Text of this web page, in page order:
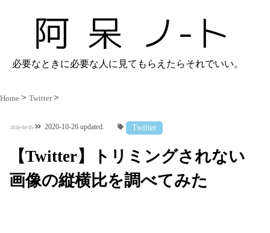
必要なときに必要な人に見てもらえたらそれでいい。
Home Twitter
2016-04-05 2020-10-26 updated. Twitter
【Twitter】トリミングされない
画像の縦横比を調べてみた